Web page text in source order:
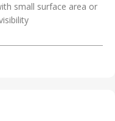
small surface area or